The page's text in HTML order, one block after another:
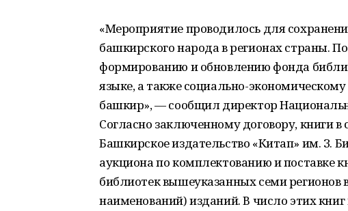
«Мероприятие проводилось для
башкирского народа в регионах страны.
формированию и обновлению фонда
языке, а также социально-
башкир», — сообщил директор
Согласно заключенному договору, книги в
Башкирское издательство «Китап» им. З.
аукциона по комплектованию и поставке
библиотек вышеуказанных семи регионов
наименований) изданий. В число этих